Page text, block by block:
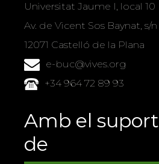
Universitat Jaume I, local 10
Av. de Vicent Sos Baynat, s/n
12071 Castelló de la Plana
e-buc@vives.org
+34 964 72 89 93
Amb el suport
de